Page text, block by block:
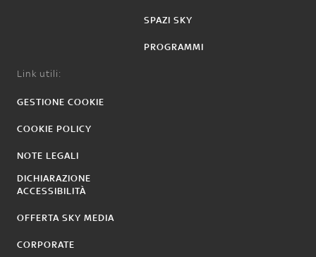
SPAZI SKY
PROGRAMMI
Link utili:
GESTIONE COOKIE
COOKIE POLICY
NOTE LEGALI
DICHIARAZIONE
ACCESSIBILITÀ
OFFERTA SKY MEDIA
CORPORATE